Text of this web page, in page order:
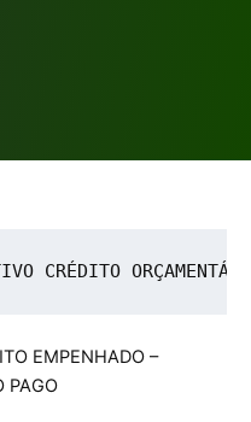
CRÉDITO
EMPENHADO –
PAGO